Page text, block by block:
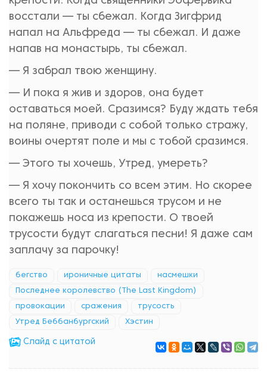
восстали — ты сбежал. Когда Зигфрид
напал на Альфреда — ты сбежал. И даже
напав на монастырь, ты сбежал.
— Я забрал твою женщину.
— И пока я жив и здоров, она будет
оставаться моей. Сразимся? Буду ждать тебя
на поляне, приводи с собой только стражу,
воины очертят поле и мы с тобой сразимся.
— Этого ты хочешь, Утред, умереть?
— Я хочу покончить со всем этим. Но скорее
всего ты так и останешься трусом и не
покажешь носа из крепости. О твоей
трусости будут слагаться песни! Я даже сам
заплачу за парочку!
бегство ироничные цитаты насмешки
Последнее королевство (The Last Kingdom)
провокации сражения трусость
Утред Беббанбургский Хэстин
Cлайд с цитатой